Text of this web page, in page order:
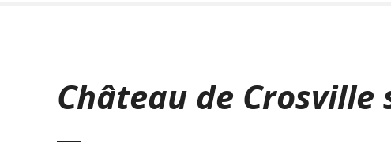
Château de Crosville